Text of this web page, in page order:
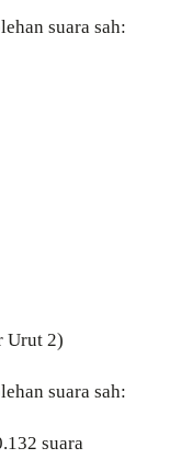
suara sah:
Urut 2)
suara sah:
suara